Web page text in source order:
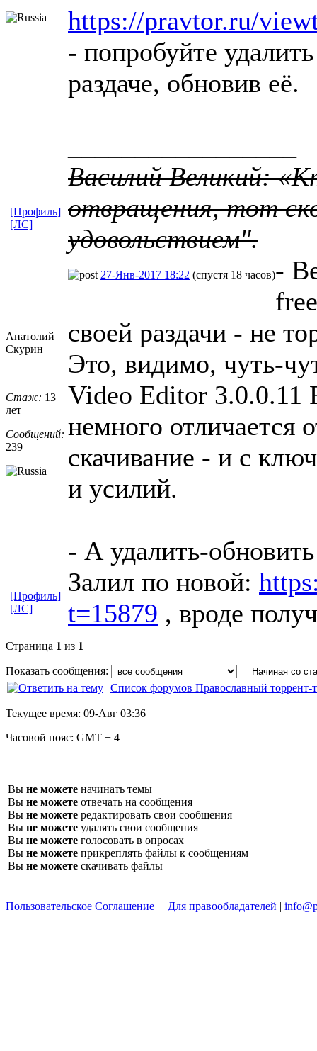
https://pravtor.ru/
- попробуйте
раздаче, обновив её.
Василий Великий:
отвращения, тот
удовольствием".
[Профиль]
[ЛС]
Анатолий
Скурин
Стаж: 13
лет
Сообщений:
239
27-Янв-2017 18:22 (спустя 18 часов)-
своей раздачи - не
Это, видимо, чуть-
Video Editor
немного отличается
скачивание - и с
и усилий.
- А удалить-
Залил по новой:
t=15879 , вроде
[Профиль]
[ЛС]
Страница 1 из 1
Показать сообщения:
Список форумов Православный торрент-
Текущее время: 09-Авг 03:36
Часовой пояс: GMT + 4
Вы не можете начинать темы
Вы не можете отвечать на сообщения
Вы не можете редактировать свои сообщения
Вы не можете удалять свои сообщения
Вы не можете голосовать в опросах
Вы не можете прикреплять файлы к сообщениям
Вы не можете скачивать файлы
Пользовательское Соглашение | Для правообладателей |